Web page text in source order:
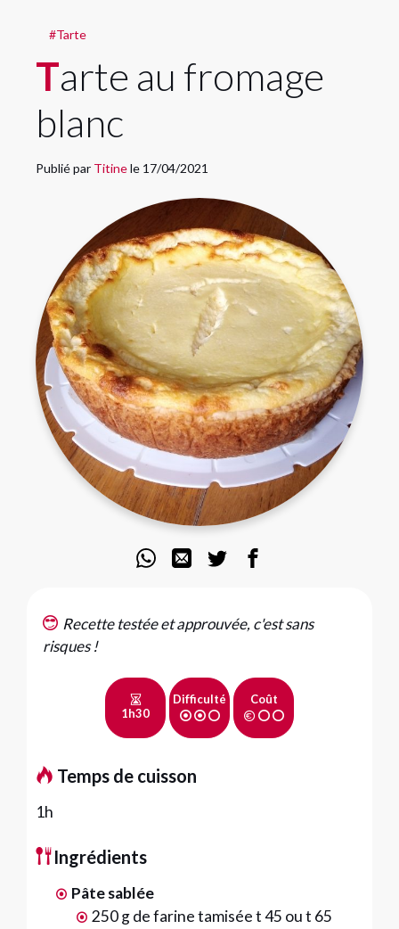
#Tarte
Tarte au fromage
blanc
Publié par Titinele 17/04/2021
Recette testée et approuvée, c'est sans
risques !
1h30
Difficulté Coût
Temps de cuisson
1h
Ingrédients
Pâte sablée
250 g de farine tamisée t 45 ou t 65